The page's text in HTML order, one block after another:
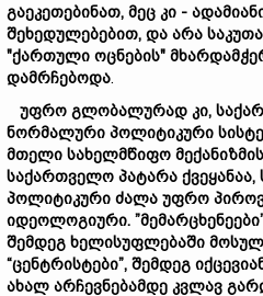
გაეკეთებინათ, მეც კი -
შეხედულებებით, და არა
"ქართული ოცნების"
დამრჩებოდა.
უფრო გლობალურად კი,
ნორმალური პოლიტიკური
მთელი სახელმწიფო მექანიზმის
საქართველო პატარა ქვეყანაა,
პოლიტიკური ძალა უფრო
იდეოლოგიური. ”
შემდეგ ხელისუფლებაში
“ცენტრისტები”, შემდეგ
ახალ არჩევნებამდე კვლავ გარ